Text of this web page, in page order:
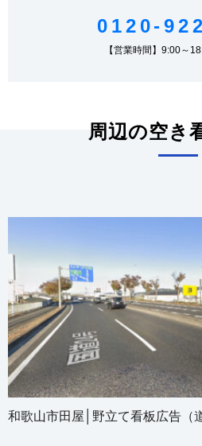
0120-
【営業時間】9:00～
周辺の空き
和歌山市田屋│野立て看板広告（